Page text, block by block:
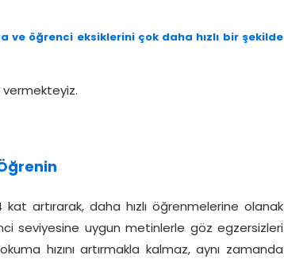
öğrenci eksiklerini çok daha hızlı bir şekilde
vermekteyiz.
kat artırarak, daha hızlı öğrenmelerine olanak
seviyesine uygun metinlerle göz egzersizleri
hızını artırmakla kalmaz, aynı zamanda